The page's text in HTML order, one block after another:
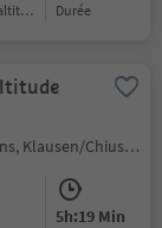
durée
Velturno/Feldthurns, Klausen/Chiusa, Brixen/Bressanone and environs
5h:19 Min